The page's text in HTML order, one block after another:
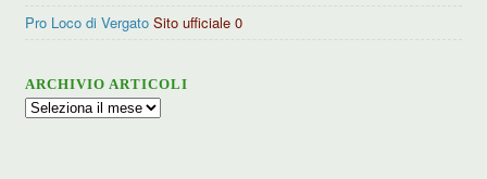
Pro Loco di Vergato Sito ufficiale 0
ARCHIVIO ARTICOLI
Archivio